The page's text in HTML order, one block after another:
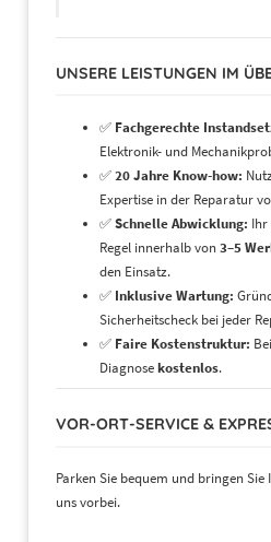
UNSERE LEISTUNGEN IM
✅ Fachgerechte
Elektronik- und
✅20 Jahre Know-how:
Expertise in der Reparatur
✅Schnelle Abwicklung: Ihr
Regel innerhalb von3–5
den Einsatz.
✅ Inklusive Wartung:
Sicherheitscheck bei jeder
✅ Faire Kostenstruktur:
Diagnosekostenlos.
VOR-ORT-SERVICE &
Parken Sie bequem und bringen
uns vorbei.